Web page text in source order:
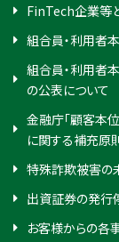
FinTech企業等
組合員・利用者
組合員・利用者
の公表について
金融庁「顧客本
に関する補充原
特殊詐欺被害の
出資証券の発行
お客様からの各